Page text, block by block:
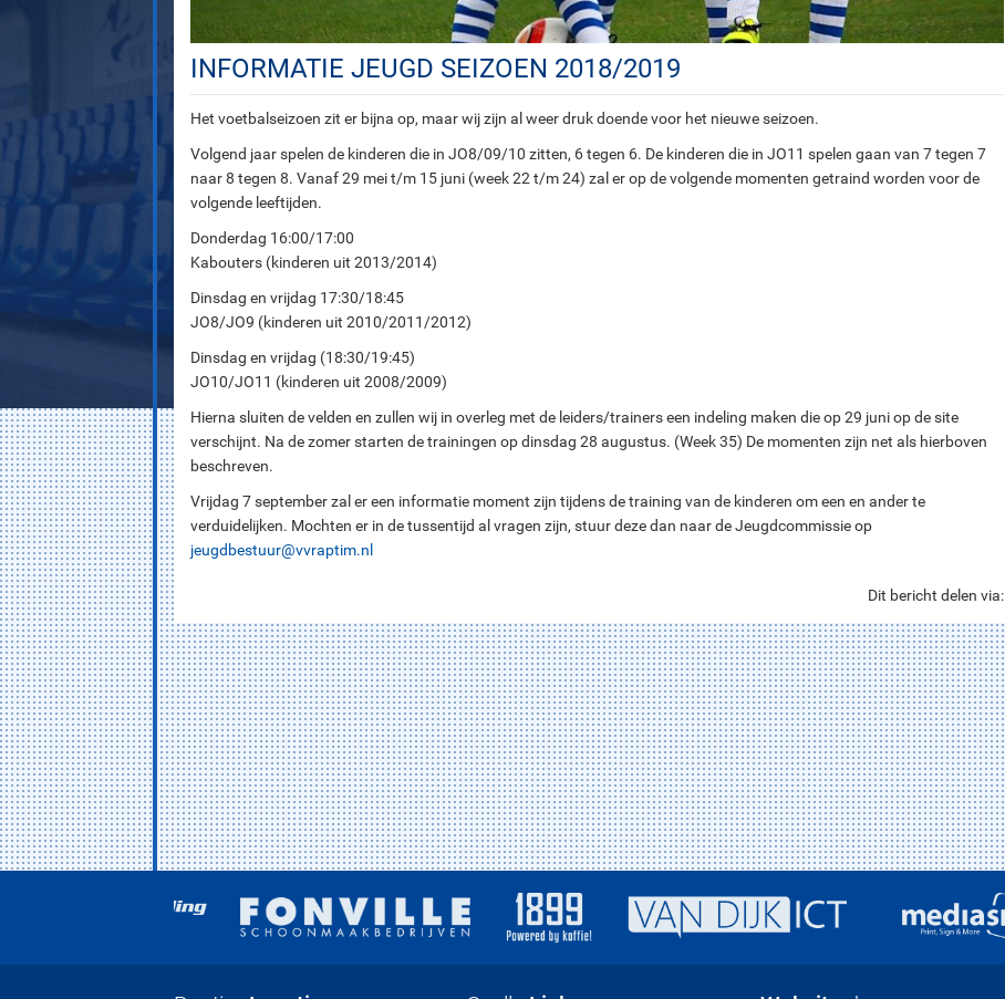
INFORMATIE JEUGD SEIZOEN 2018/2019
Het voetbalseizoen zit er bijna op, maar wij zijn al weer druk doende voor het nieuwe seizoen.
Volgend jaar spelen de kinderen die in JO8/09/10 zitten, 6 tegen 6. De kinderen die in JO11 spelen gaan van 7 tegen 7
naar 8 tegen 8. Vanaf 29 mei t/m 15 juni (week 22 t/m 24) zal er op de volgende momenten getraind worden voor de
volgende leeftijden.
Donderdag 16:00/17:00
Kabouters (kinderen uit 2013/2014)
Dinsdag en vrijdag 17:30/18:45
JO8/JO9 (kinderen uit 2010/2011/2012)
Dinsdag en vrijdag (18:30/19:45)
JO10/JO11 (kinderen uit 2008/2009)
Hierna sluiten de velden en zullen wij in overleg met de leiders/trainers een indeling maken die op 29 juni op de site
verschijnt. Na de zomer starten de trainingen op dinsdag 28 augustus. (Week 35) De momenten zijn net als hierboven
beschreven.
Vrijdag 7 september zal er een informatie moment zijn tijdens de training van de kinderen om een en ander te
verduidelijken. Mochten er in de tussentijd al vragen zijn, stuur deze dan naar de Jeugdcommissie op
jeugdbestuur@vvraptim.nl
Dit bericht delen via: